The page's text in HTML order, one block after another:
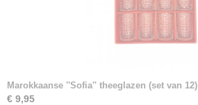
Marokkaanse ''Sofia'' theeglazen (set van 12)
€ 9,95